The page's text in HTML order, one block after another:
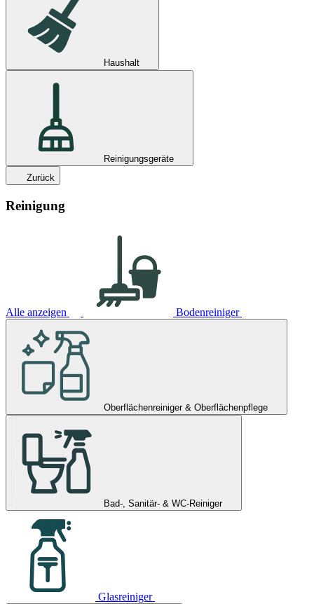
Haushalt
Reinigungsgeräte
Zurück
Reinigung
Alle anzeigen Bodenreiniger
Oberflächenreiniger & Oberflächenpflege
Bad-, Sanitär- & WC-Reiniger
Glasreiniger